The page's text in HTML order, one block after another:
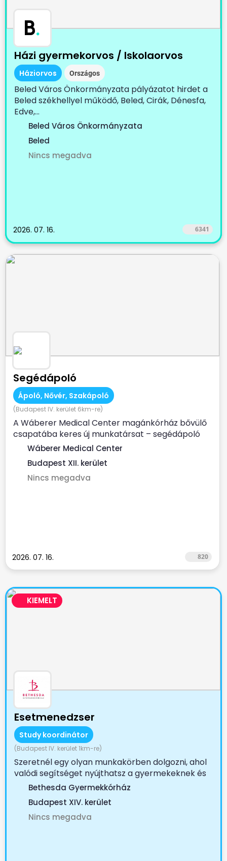
B.
Házi gyermekorvos / Iskolaorvos
Háziorvos Országos
Beled Város Önkormányzata pályázatot hirdet a
Beled székhellyel működő, Beled, Cirák, Dénesfa,
Edve,...
Beled Város Önkormányzata
Beled
Nincs megadva
2026. 07. 16. 6341
Segédápoló
Ápoló, Nővér, Szakápoló
(Budapest IV. kerület 6km-re)
A Wáberer Medical Center magánkórház bővülő
csapatába keres új munkatársat – segédápoló
munkakörbe! ...
Wáberer Medical Center
Budapest XII. kerület
Nincs megadva
2026. 07. 16. 820
KIEMELT
Esetmenedzser
Study koordinátor
(Budapest IV. kerület 1km-re)
Szeretnél egy olyan munkakörben dolgozni, ahol
valódi segítséget nyújthatsz a gyermekeknek és
családjaiknak?...
Bethesda Gyermekkórház
Budapest XIV. kerület
Nincs megadva